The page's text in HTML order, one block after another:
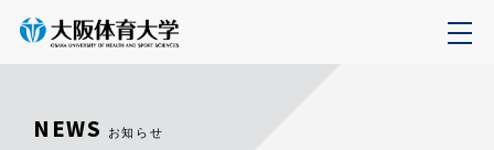
NEWS お知らせ